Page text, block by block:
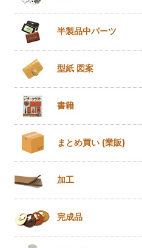
半製品中パーツ
型紙 図案
書籍
まとめ買い (業販)
加工
完成品